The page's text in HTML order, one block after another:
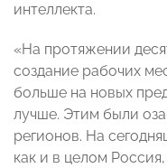
интеллекта.
«На протяжении
создание рабочих
больше на новых
лучше. Этим были
регионов. На
как и в целом